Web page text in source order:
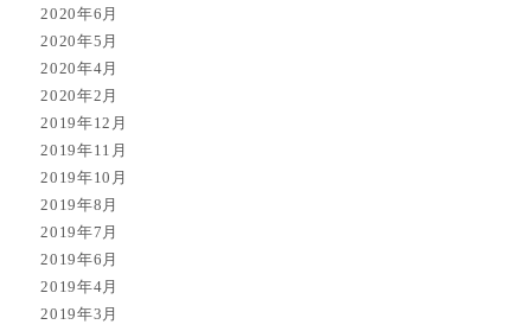
2020年6月
2020年5月
2020年4月
2020年2月
2019年12月
2019年11月
2019年10月
2019年8月
2019年7月
2019年6月
2019年4月
2019年3月